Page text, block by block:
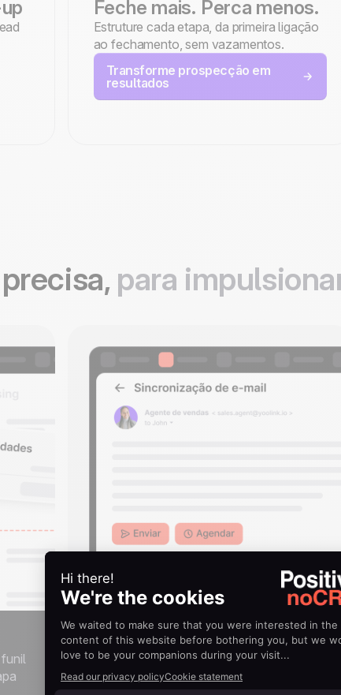
Feche mais. Perca menos.
Estruture cada etapa, da primeira ligação
ao fechamento, sem vazamentos.
Transforme prospecção em
resultados
para
Sincronização de e-mail
Envie, programe e receba e-mails
diretamente na noCRM.